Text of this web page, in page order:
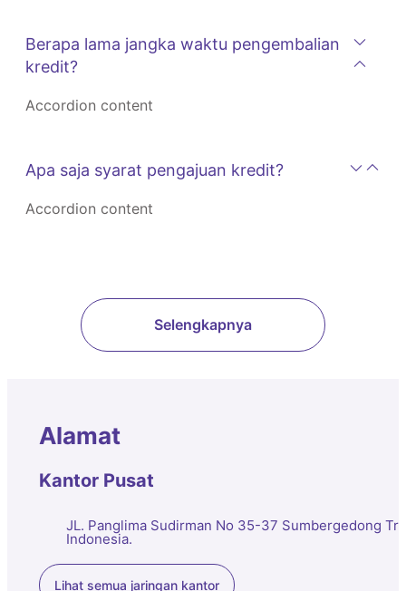
Berapa lama jangka waktu pengembalian
kredit?
Accordion content
Apa saja syarat pengajuan kredit?
Accordion content
Selengkapnya
Alamat
Kantor Pusat
JL. Panglima Sudirman No 35-37 Sumbergedong
Indonesia.
Lihat semua jaringan kantor